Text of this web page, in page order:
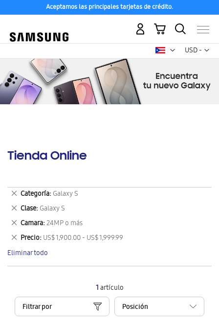
Aceptamos las principales tarjetas de crédito.
USD -
dólar
Mi carrito
Tienda Online
1artículo
Filtrar por
Categoría Galaxy S
Eliminar
este
artículo
Clase Galaxy S
Eliminar
este
artículo
Camara 24MP o más
Eliminar
este
artículo
Precio US$ 1,900.00 - US$ 1,999.99
Eliminar
este
artículo
Eliminar todo